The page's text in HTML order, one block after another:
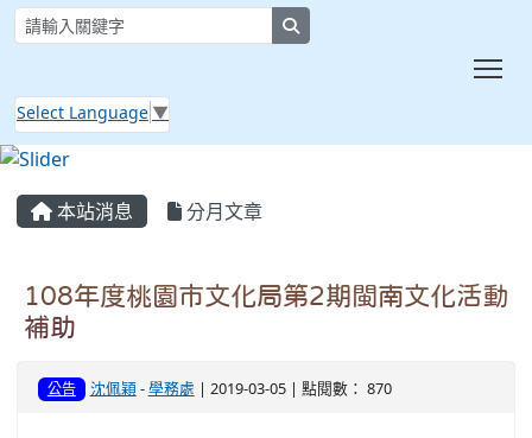
Select Language ▼
本站消息 分月文章
108年度桃園市文化局第2期閩南文化活動
補助
公告 沈佩穎-學務處 | 2019-03-05 | 點閱數： 870